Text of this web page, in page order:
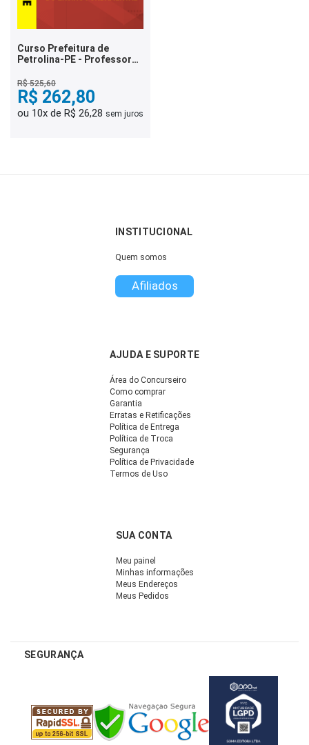
Curso Prefeitura de
Petrolina-PE - Professor
Anos Iniciais do Ensino
Fundamental
R$ 525,60
R$ 262,80
ou 10x de R$ 26,28 sem juros
INSTITUCIONAL
Quem somos
Afiliados
AJUDA E SUPORTE
Área do Concurseiro
Como comprar
Garantia
Erratas e Retificações
Política de Entrega
Política de Troca
Segurança
Política de Privacidade
Termos de Uso
SUA CONTA
Meu painel
Minhas informações
Meus Endereços
Meus Pedidos
SEGURANÇA